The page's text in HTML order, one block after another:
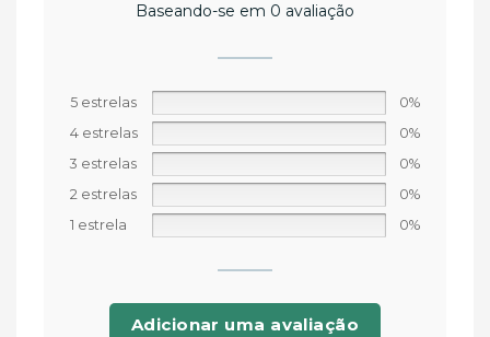
Baseando-se em 0 avaliação
5 estrelas
0%
4 estrelas
0%
3 estrelas
0%
2 estrelas
0%
1 estrela
0%
Adicionar uma avaliação